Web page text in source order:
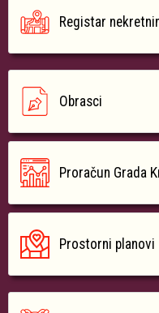
Registar
Obrasci
Proračun Grada
Prostorni planovi